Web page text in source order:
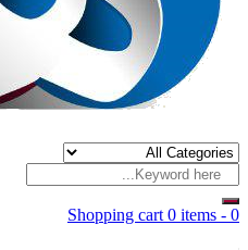
Shopping cart 0 items - 0